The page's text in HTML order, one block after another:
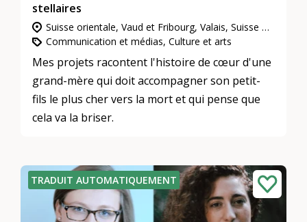
stellaires
Suisse orientale, Vaud et Fribourg, Valais, Suisse centrale, Zurich, Berne et Soleure, Suisse du Nord-Ouest, Grisons, Tessin, Neuchâtel et Jura
Communication et médias, Culture et arts
Mes projets racontent l'histoire de cœur d'une
grand-mère qui doit accompagner son petit-
fils le plus cher vers la mort et qui pense que
cela va la briser.
TRADUIT AUTOMATIQUEMENT